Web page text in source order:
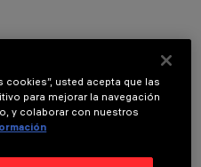
rectangular de 5
cookies”, usted acepta que las
para mejorar la navegación
y colaborar con nuestros